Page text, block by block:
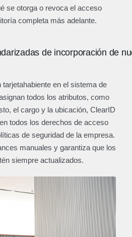
se otorga o revoca el acceso
completa más adelante.
de incorporación de
en el sistema de
todos los atributos, como
el cargo y la ubicación, ClearID
todos los derechos de acceso
de seguridad de la empresa.
manuales y garantiza que los
siempre actualizados.